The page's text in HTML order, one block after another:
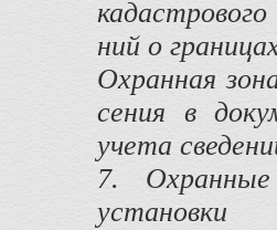
ний о
Охранная
сения в
учета
7.